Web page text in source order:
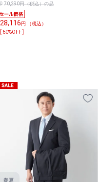
70,290円（税込）の品
28,116円 （税込）
[ 60%OFF ]